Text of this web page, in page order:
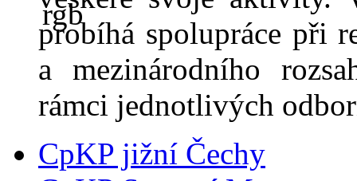
probíhá spolupráce při
a mezinárodního
rámci jednotlivých
CpKP jižní Čechy